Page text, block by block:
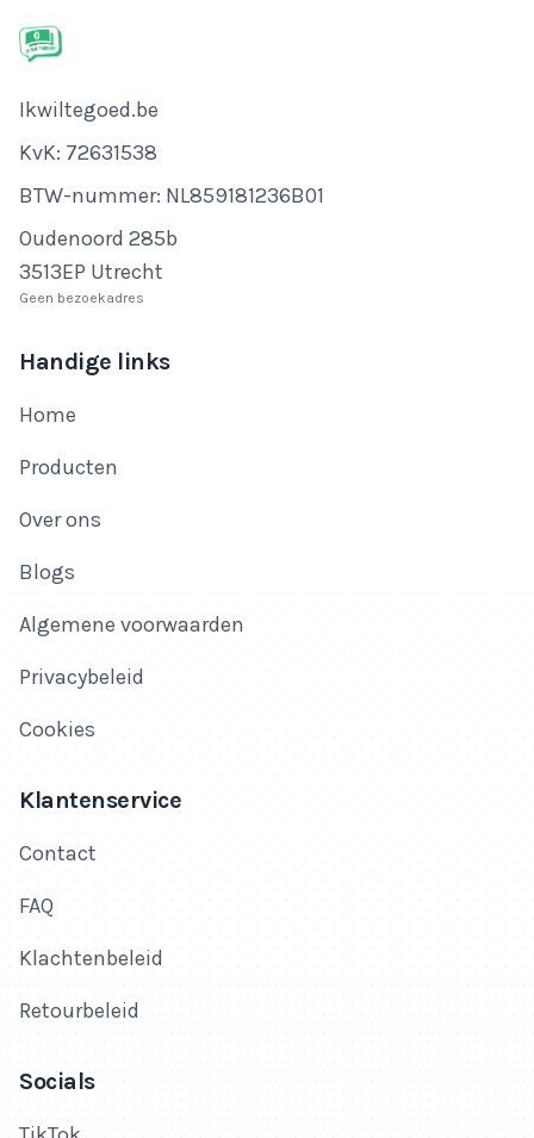
Bedrijfsnaam
Ikwiltegoed.be
KvK-nummer
KvK: 72631538
Btw-nummer
BTW-nummer: NL859181236B01
Adres
Oudenoord 285b
3513EP Utrecht
Geen bezoekadres
Handige links
Home
Producten
Over ons
Blogs
Algemene voorwaarden
Privacybeleid
Cookies
Klantenservice
Contact
FAQ
Klachtenbeleid
Retourbeleid
Socials